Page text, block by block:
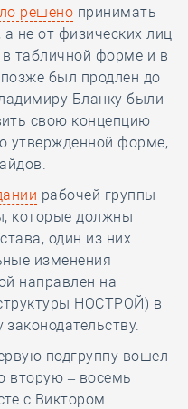
решено принимать
не от физических лиц
табличной форме и в
был продлен до
Бланку были
свою концепцию
утвержденной форме,
рабочей группы
которые должны
один из них
изменения
направлен на
НОСТРОЙ) в
подгруппу вошел
вторую – восемь
с Виктором